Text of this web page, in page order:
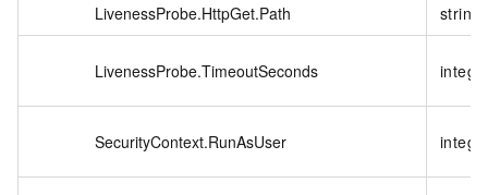
LivenessProbe.HttpGet.Path string
LivenessProbe.TimeoutSeconds
SecurityContext.RunAsUser